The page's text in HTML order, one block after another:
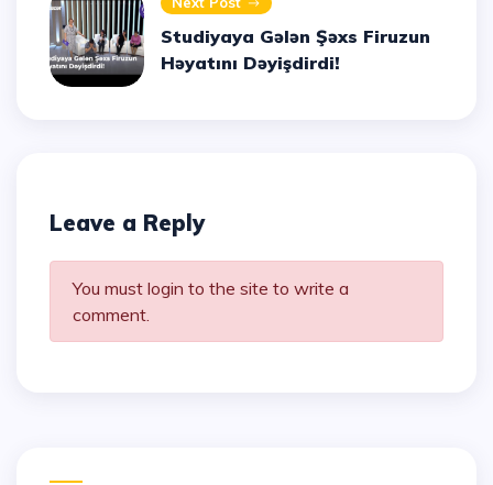
Studiyaya Gələn Şəxs Firuzun
Həyatını Dəyişdirdi!
Leave a Reply
You must login to the site to write a
comment.